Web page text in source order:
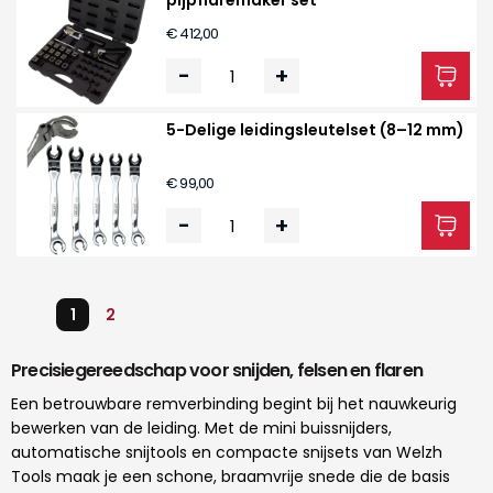
€ 412,00
- +
5-Delige leidingsleutelset (8–12 mm)
€ 99,00
- +
1 2
Precisiegereedschap voor snijden, felsen en flaren
Een betrouwbare remverbinding begint bij het nauwkeurig
bewerken van de leiding. Met de mini buissnijders,
automatische snijtools en compacte snijsets van Welzh
Tools maak je een schone, braamvrije snede die de basis